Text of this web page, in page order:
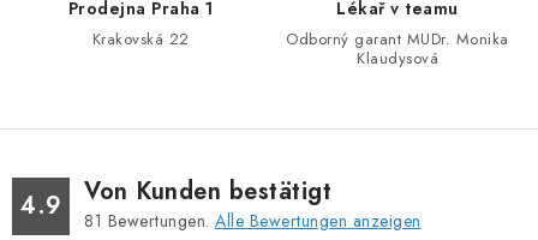
s
t
e
Prodejna Praha 1
Krakovská 22
Lékař v teamu
Odborný garant MUDr. Monika
Klaudysová
4.9 Von Kunden bestätigt
81 Bewertungen. Alle Bewertungen anzeigen